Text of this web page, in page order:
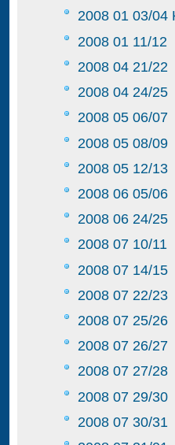
2008 01 03/04
2008 01 11/12
2008 04 21/22
2008 04 24/25
2008 05 06/07
2008 05 08/09
2008 05 12/13
2008 06 05/06
2008 06 24/25
2008 07 10/11
2008 07 14/15
2008 07 22/23
2008 07 25/26
2008 07 26/27
2008 07 27/28
2008 07 29/30
2008 07 30/31